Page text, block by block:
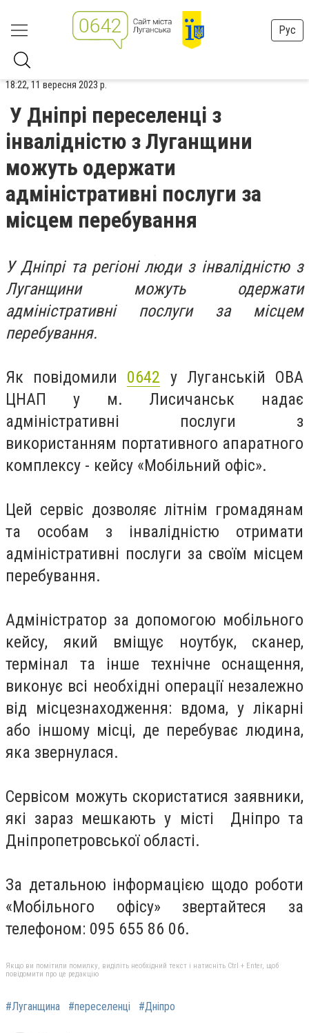
Рус
18:22, 11 вересня 2023 р.
У Дніпрі переселенці з
інвалідністю з Луганщини
можуть одержати
адміністративні послуги за
місцем перебування
У Дніпрі та регіоні люди з інвалідністю з
Луганщини можуть одержати
адміністративні послуги за місцем
перебування.
Як повідомили 0642 у Луганській ОВА
ЦНАП у м. Лисичанськ надає
адміністративні послуги з
використанням портативного апаратного
комплексу - кейсу «Мобільний офіс».
Цей сервіс дозволяє літнім громадянам
та особам з інвалідністю отримати
адміністративні послуги за своїм місцем
перебування.
Адміністратор за допомогою мобільного
кейсу, який вміщує ноутбук, сканер,
термінал та інше технічне оснащення,
виконує всі необхідні операції незалежно
від місцезнаходження: вдома, у лікарні
або іншому місці, де перебуває людина,
яка звернулася.
Сервісом можуть скористатися заявники,
які зараз мешкають у місті Дніпро та
Дніпропетровської області.
За детальною інформацією щодо роботи
«Мобільного офісу» звертайтеся за
телефоном: 095 655 86 06.
Якщо ви помітили помилку, виділіть необхідний текст і натисніть Ctrl + Enter, щоб
повідомити про це редакцію
#Луганщина #переселенці #Дніпро